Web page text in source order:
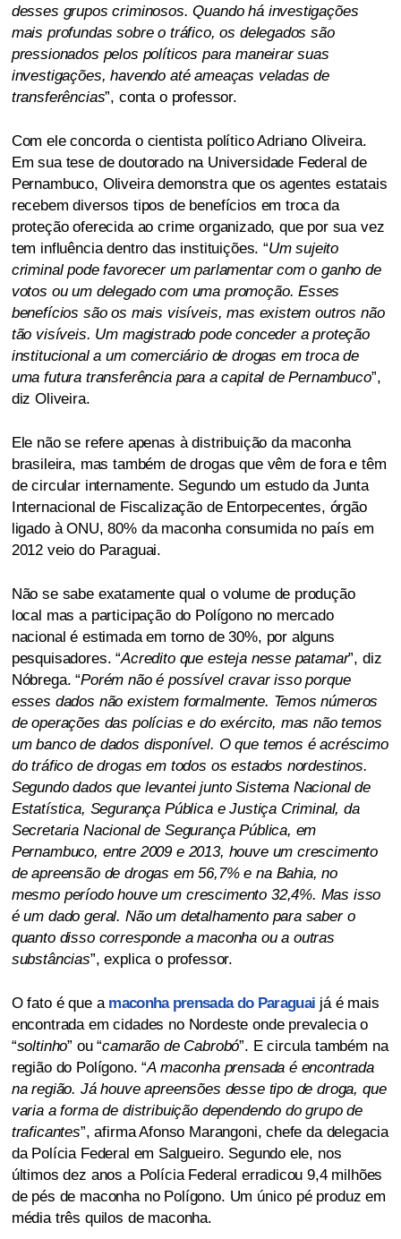
desses grupos criminosos. Quando há investigações
mais profundas sobre o tráfico, os delegados são
pressionados pelos políticos para maneirar suas
investigações, havendo até ameaças veladas de
transferências”, conta o professor.
Com ele concorda o cientista político Adriano Oliveira.
Em sua tese de doutorado na Universidade Federal de
Pernambuco, Oliveira demonstra que os agentes estatais
recebem diversos tipos de benefícios em troca da
proteção oferecida ao crime organizado, que por sua vez
tem influência dentro das instituições. “Um sujeito
criminal pode favorecer um parlamentar com o ganho de
votos ou um delegado com uma promoção. Esses
benefícios são os mais visíveis, mas existem outros não
tão visíveis. Um magistrado pode conceder a proteção
institucional a um comerciário de drogas em troca de
uma futura transferência para a capital de Pernambuco”,
diz Oliveira.
Ele não se refere apenas à distribuição da maconha
brasileira, mas também de drogas que vêm de fora e têm
de circular internamente. Segundo um estudo da Junta
Internacional de Fiscalização de Entorpecentes, órgão
ligado à ONU, 80% da maconha consumida no país em
2012 veio do Paraguai.
Não se sabe exatamente qual o volume de produção
local mas a participação do Polígono no mercado
nacional é estimada em torno de 30%, por alguns
pesquisadores. “Acredito que esteja nesse patamar”, diz
Nóbrega. “Porém não é possível cravar isso porque
esses dados não existem formalmente. Temos números
de operações das polícias e do exército, mas não temos
um banco de dados disponível. O que temos é acréscimo
do tráfico de drogas em todos os estados nordestinos.
Segundo dados que levantei junto Sistema Nacional de
Estatística, Segurança Pública e Justiça Criminal, da
Secretaria Nacional de Segurança Pública, em
Pernambuco, entre 2009 e 2013, houve um crescimento
de apreensão de drogas em 56,7% e na Bahia, no
mesmo período houve um crescimento 32,4%. Mas isso
é um dado geral. Não um detalhamento para saber o
quanto disso corresponde a maconha ou a outras
substâncias”, explica o professor.
O fato é que a maconha prensada do Paraguai já é mais
encontrada em cidades no Nordeste onde prevalecia o
“soltinho” ou “camarão de Cabrobó”. E circula também na
região do Polígono. “A maconha prensada é encontrada
na região. Já houve apreensões desse tipo de droga, que
varia a forma de distribuição dependendo do grupo de
traficantes”, afirma Afonso Marangoni, chefe da delegacia
da Polícia Federal em Salgueiro. Segundo ele, nos
últimos dez anos a Polícia Federal erradicou 9,4 milhões
de pés de maconha no Polígono. Um único pé produz em
média três quilos de maconha.